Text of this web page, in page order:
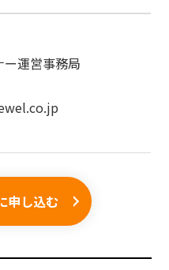
運営事務局
申し込む